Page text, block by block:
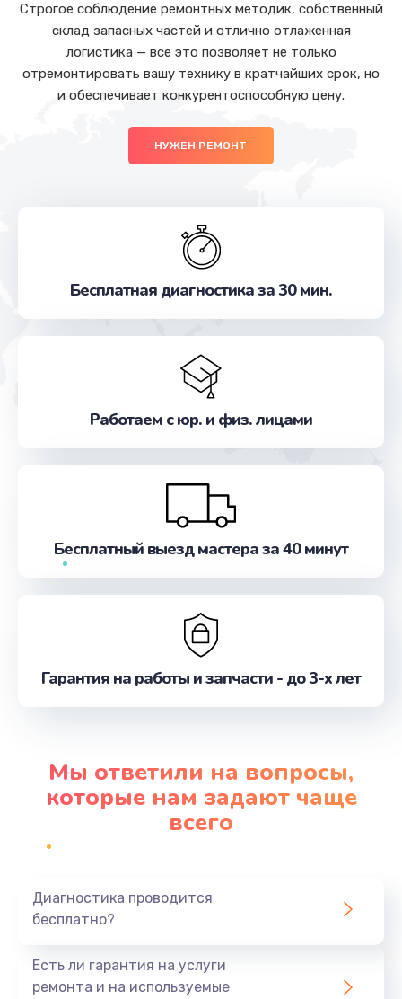
Строгое соблюдение ремонтных методик, собственный
склад запасных частей и отлично отлаженная
логистика — все это позволяет не только
отремонтировать вашу технику в кратчайших срок, но
и обеспечивает конкурентоспособную цену.
НУЖЕН РЕМОНТ
Бесплатная диагностика за 30 мин.
Работаем с юр. и физ. лицами
Бесплатный выезд мастера за 40 минут
Гарантия на работы и запчасти - до 3-х лет
Мы ответили на вопросы,
которые нам задают чаще
всего
Диагностика проводится
бесплатно?
Есть ли гарантия на услуги
ремонта и на используемые